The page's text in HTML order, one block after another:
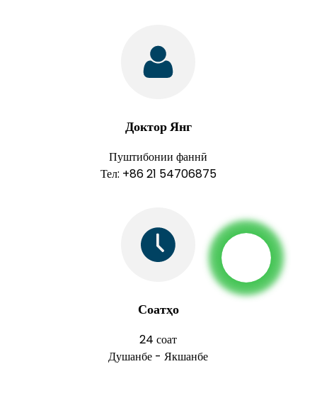
Доктор Янг
Пуштибонии фаннӣ
Тел: +86 21 54706875
Соатҳо
24 соат
Душанбе - Якшанбе